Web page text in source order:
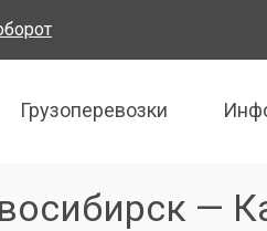
Грузоперевозки
—